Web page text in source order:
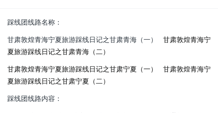
踩线团线路名称：
甘肃敦煌青海宁夏旅游踩线日记之甘肃青海（一） 甘肃敦煌青海宁
夏旅游踩线日记之甘肃青海（二）
甘肃敦煌青海宁夏旅游踩线日记之甘肃宁夏（一）
甘肃敦煌青海宁
夏旅游踩线日记之甘肃宁夏（二）
踩线团线路内容：